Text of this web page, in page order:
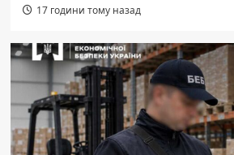
17 години тому назад